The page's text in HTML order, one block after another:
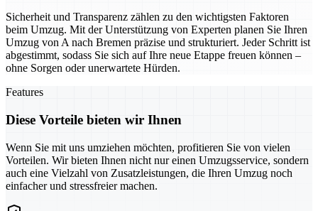
Sicherheit und Transparenz zählen zu den wichtigsten Faktoren
beim Umzug. Mit der Unterstützung von Experten planen Sie Ihren
Umzug von A nach Bremen präzise und strukturiert. Jeder Schritt ist
abgestimmt, sodass Sie sich auf Ihre neue Etappe freuen können –
ohne Sorgen oder unerwartete Hürden.
Features
Diese Vorteile bieten wir Ihnen
Wenn Sie mit uns umziehen möchten, profitieren Sie von vielen
Vorteilen. Wir bieten Ihnen nicht nur einen Umzugsservice, sondern
auch eine Vielzahl von Zusatzleistungen, die Ihren Umzug noch
einfacher und stressfreier machen.